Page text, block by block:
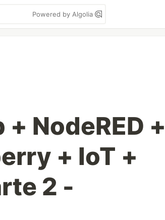
Powered by Algolia
NodeRED +
+ IoT +
2 -